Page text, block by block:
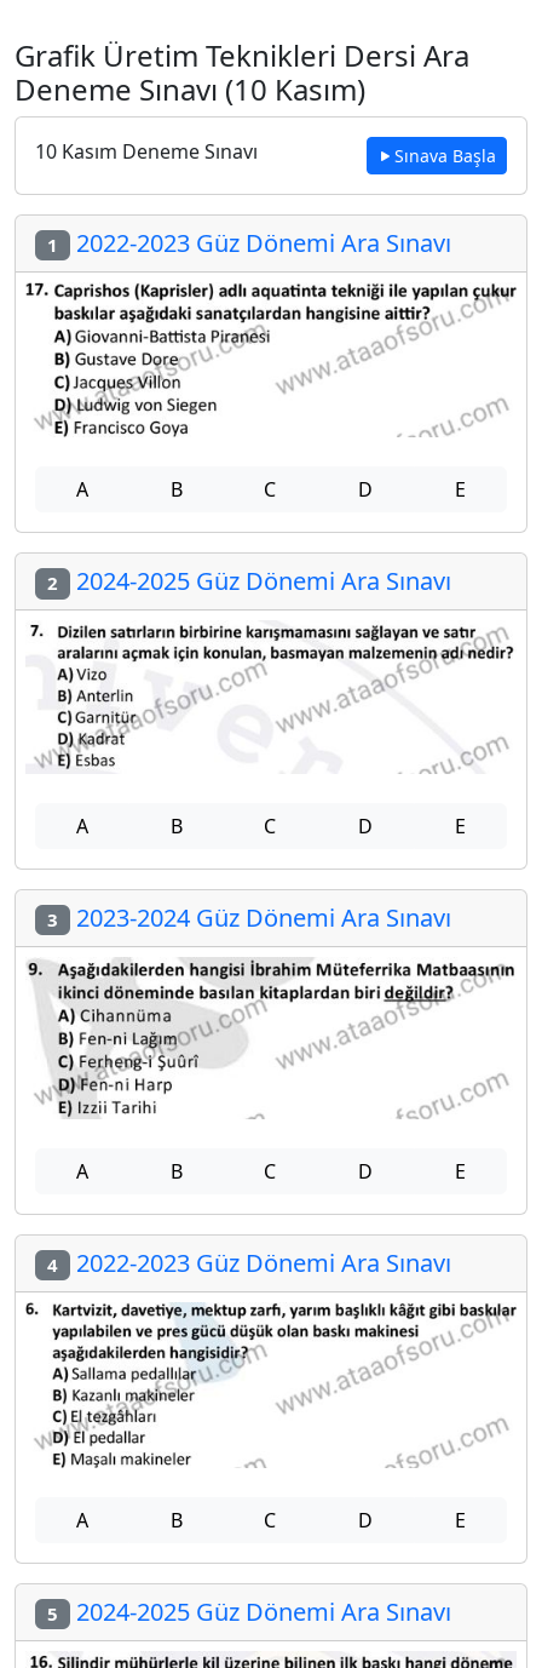
Grafik Üretim Teknikleri Dersi Ara
Deneme Sınavı (10 Kasım)
10 Kasım Deneme Sınavı Sınava Başla
1 2022-2023 Güz Dönemi Ara Sınavı
A B C D E
2 2024-2025 Güz Dönemi Ara Sınavı
A B C D E
3 2023-2024 Güz Dönemi Ara Sınavı
A B C D E
4 2022-2023 Güz Dönemi Ara Sınavı
A B C D E
5 2024-2025 Güz Dönemi Ara Sınavı